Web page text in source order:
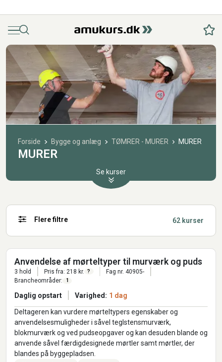
MenuSøg
Forside Bygge og anlæg TØMRER - MURER MURER
MURER
Se kurser
Flere filtre 62 kurser
Anvendelse af mørteltyper til murværk og puds
3 hold Pris fra: 218 kr. ?
Fag nr. 40905-
Brancheområder:
1
Daglig opstart Varighed: 1 dag
Deltageren kan vurdere mørteltypers egenskaber og
anvendelsesmuligheder i såvel teglstensmurværk,
blokmurværk og ved pudseopgaver og kan desuden blande og
anvende såvel færdigdesignede mørtler samt mørtler, der
blandes på byggepladsen.